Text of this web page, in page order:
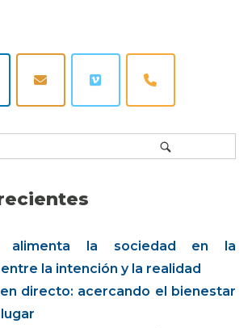
alimenta la sociedad en la
la intención y la realidad
directo: acercando el bienestar